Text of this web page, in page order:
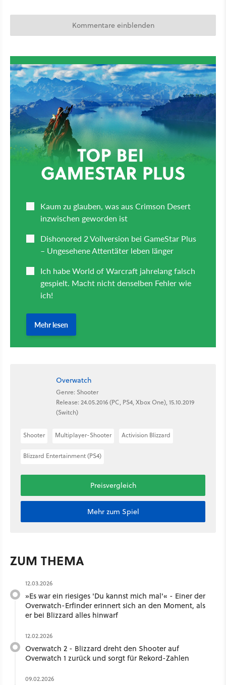
Kommentare einblenden
Overwatch
Genre: Shooter
Release: 24.05.2016 (PC, PS4, Xbox One), 15.10.2019
(Switch)
Shooter Multiplayer-Shooter Activision Blizzard
Blizzard Entertainment (PS4)
Preisvergleich
Mehr zum Spiel
ZUM THEMA
12.03.2026
»Es war ein riesiges 'Du kannst mich mal'« - Einer der
Overwatch-Erfinder erinnert sich an den Moment, als
er bei Blizzard alles hinwarf
12.02.2026
Overwatch 2 - Blizzard dreht den Shooter auf
Overwatch 1 zurück und sorgt für Rekord-Zahlen
09.02.2026